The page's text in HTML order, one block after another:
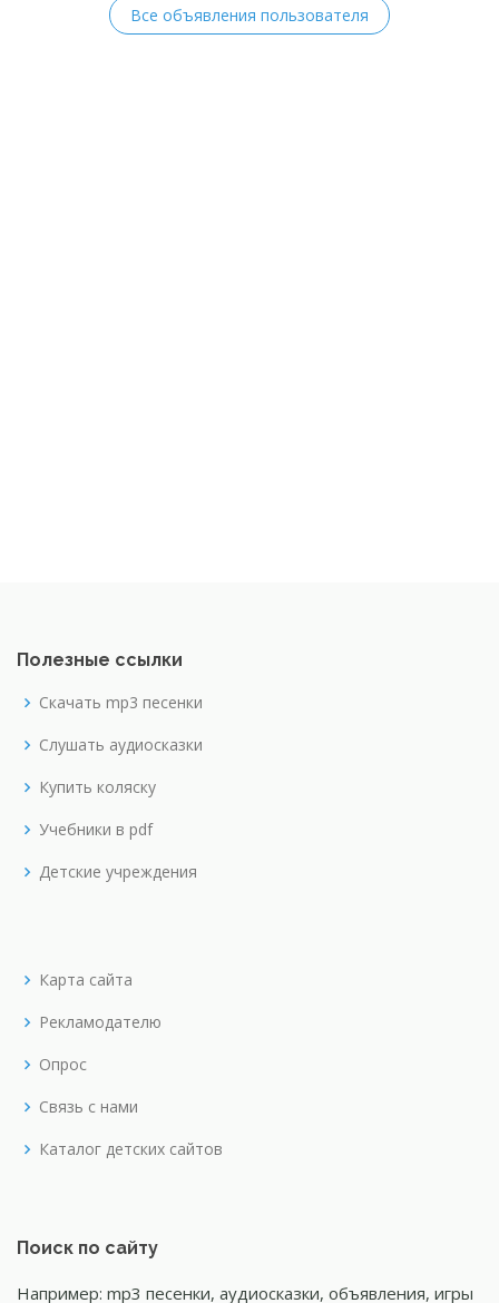
Все объявления пользователя
Полезные ссылки
Скачать mp3 песенки
Слушать аудиосказки
Купить коляску
Учебники в pdf
Детские учреждения
Карта сайта
Рекламодателю
Опрос
Связь с нами
Каталог детских сайтов
Поиск по сайту
Например: mp3 песенки, аудиосказки, объявления, игры